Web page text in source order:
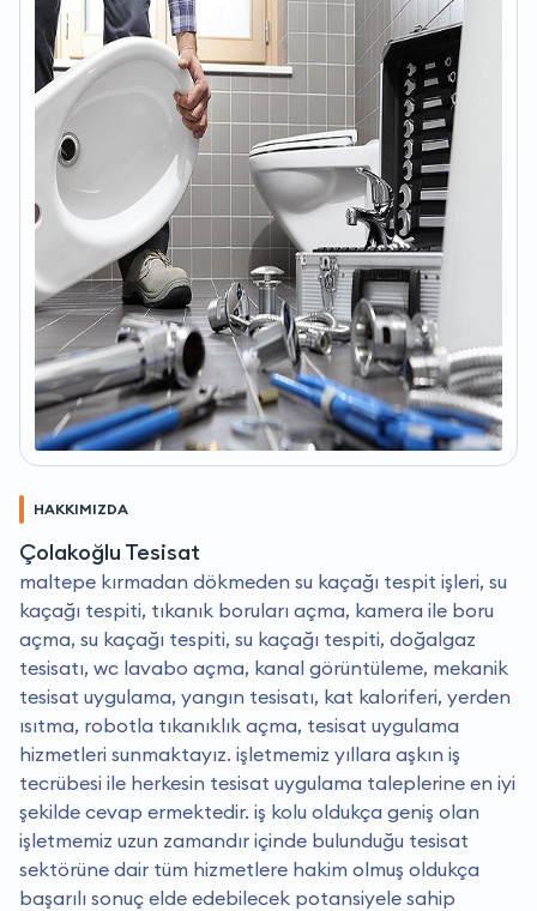
HAKKIMIZDA
Çolakoğlu Tesisat
maltepe kırmadan dökmeden su kaçağı tespit işleri, su
kaçağı tespiti, tıkanık boruları açma, kamera ile boru
açma, su kaçağı tespiti, su kaçağı tespiti, doğalgaz
tesisatı, wc lavabo açma, kanal görüntüleme, mekanik
tesisat uygulama, yangın tesisatı, kat kaloriferi, yerden
ısıtma, robotla tıkanıklık açma, tesisat uygulama
hizmetleri sunmaktayız. i̇şletmemiz yıllara aşkın iş
tecrübesi ile herkesin tesisat uygulama taleplerine en iyi
şekilde cevap ermektedir. i̇ş kolu oldukça geniş olan
işletmemiz uzun zamandır içinde bulunduğu tesisat
sektörüne dair tüm hizmetlere hakim olmuş oldukça
başarılı sonuç elde edebilecek potansiyele sahip